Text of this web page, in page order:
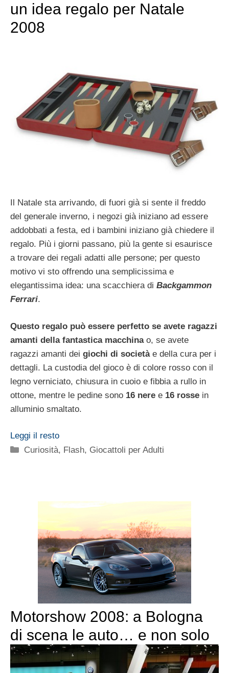
un idea regalo per Natale
2008
Il Natale sta arrivando, di fuori già si sente il freddo
del generale inverno, i negozi già iniziano ad essere
addobbati a festa, ed i bambini iniziano già chiedere il
regalo. Più i giorni passano, più la gente si esaurisce
a trovare dei regali adatti alle persone; per questo
motivo vi sto offrendo una semplicissima e
elegantissima idea: una scacchiera di Backgammon
Ferrari.
Questo regalo può essere perfetto se avete ragazzi
amanti della fantastica macchinao, se avete
ragazzi amanti dei giochi di societàe della cura per i
dettagli. La custodia del gioco è di colore rosso con il
legno verniciato, chiusura in cuoio e fibbia a rullo in
ottone, mentre le pedine sono 16 nere e 16 rosse in
alluminio smaltato.
Leggi il resto
Categorie
Curiosità, Flash, Giocattoli per Adulti
Motorshow 2008: a Bologna
di scena le auto… e non solo